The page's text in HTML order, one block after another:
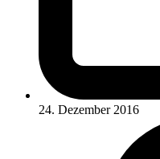
24. Dezember 2016